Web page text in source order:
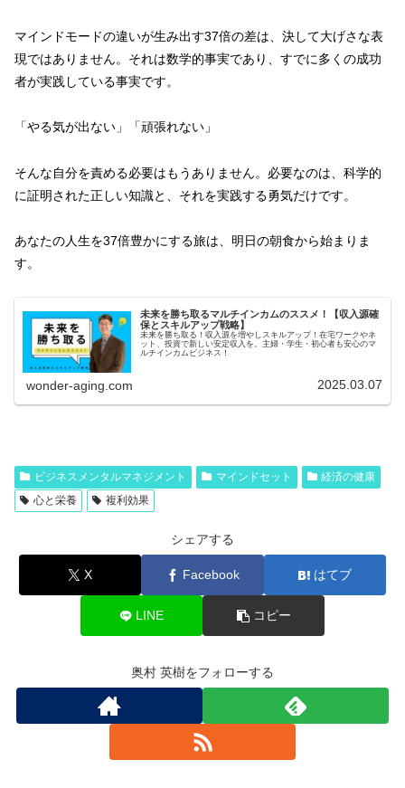
マインドモードの違いが生み出す37倍の差は、決して大げさな表
現ではありません。それは数学的事実であり、すでに多くの成功
者が実践している事実です。
「やる気が出ない」「頑張れない」
そんな自分を責める必要はもうありません。必要なのは、科学的
に証明された正しい知識と、それを実践する勇気だけです。
あなたの人生を37倍豊かにする旅は、明日の朝食から始まりま
す。
未来を勝ち取るマルチインカムのススメ！【収入源確
保とスキルアップ戦略】
未来を勝ち取る！収入源を増やしスキルアップ！在宅ワークやネ
ット、投資で新しい安定収入を。主婦・学生・初心者も安心のマ
ルチインカムビジネス！
wonder-aging.com 2025.03.07
ビジネスメンタルマネジメント マインドセット
経済の健康
心と栄養
複利効果
シェアする
X Facebook はてブ
LINE コピー
奥村 英樹をフォローする